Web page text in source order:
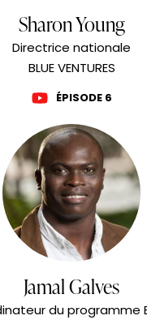
Sharon Young
Directrice nationale
BLUE VENTURES
ÉPISODE 6
Jamal Galves
du programme